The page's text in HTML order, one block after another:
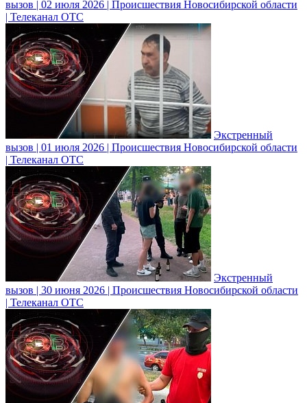
вызов | 02 июля 2026 | Происшествия Новосибирской области
| Телеканал ОТС
Экстренный
вызов | 01 июля 2026 | Происшествия Новосибирской области
| Телеканал ОТС
Экстренный
вызов | 30 июня 2026 | Происшествия Новосибирской области
| Телеканал ОТС